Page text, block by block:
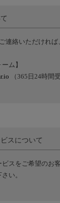
連絡いただければ
ム】
（365日24時間
スについて
スをご希望のお
い。